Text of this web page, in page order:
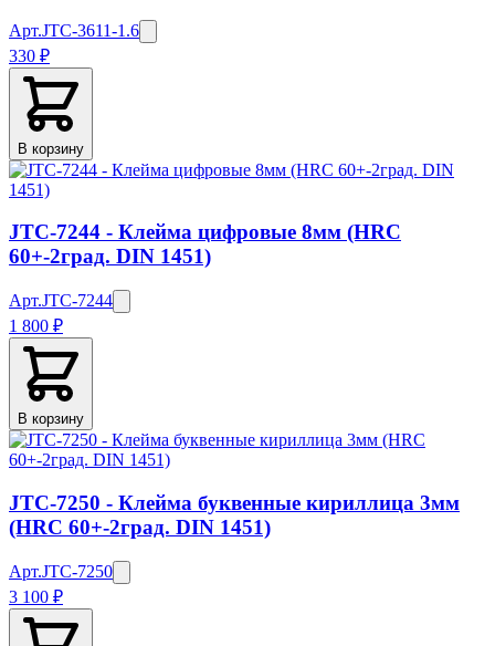
Арт.JTC-3611-1.6
330 ₽
В корзину
JTC-7244 - Клейма цифровые 8мм (HRC
60+-2град. DIN 1451)
Арт.JTC-7244
1 800 ₽
В корзину
JTC-7250 - Клейма буквенные кириллица 3мм
(HRC 60+-2град. DIN 1451)
Арт.JTC-7250
3 100 ₽